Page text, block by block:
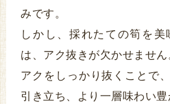
みです。
しかし、採れたての筍を
は、アク抜きが欠かせません
アクをしっかり抜くことで
引き立ち、より一層味わい豊